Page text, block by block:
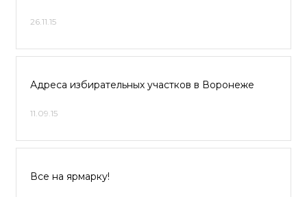
26.11.15
Адреса избирательных участков в Воронеже
11.09.15
Все на ярмарку!